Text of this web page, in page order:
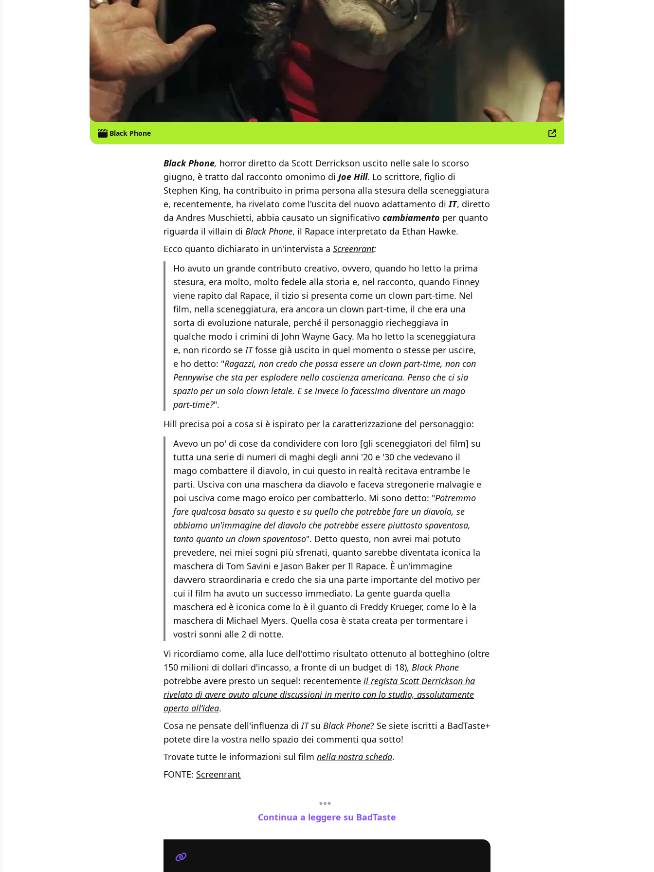
Black Phone
Black Phone, horror diretto da Scott Derrickson uscito nelle sale lo scorso
giugno, è tratto dal racconto omonimo di Joe Hill. Lo scrittore, figlio di
Stephen King, ha contribuito in prima persona alla stesura della sceneggiatura
e, recentemente, ha rivelato come l'uscita del nuovo adattamento diIT, diretto
da Andres Muschietti, abbia causato un significativo cambiamento per quanto
riguarda il villain di Black Phone, il Rapace interpretato da Ethan Hawke.
Ecco quanto dichiarato in un'intervista a Screenrant:
Ho avuto un grande contributo creativo, ovvero, quando ho letto la prima
stesura, era molto, molto fedele alla storia e, nel racconto, quando Finney
viene rapito dal Rapace, il tizio si presenta come un clown part-time. Nel
film, nella sceneggiatura, era ancora un clown part-time, il che era una
sorta di evoluzione naturale, perché il personaggio riecheggiava in
qualche modo i crimini di John Wayne Gacy. Ma ho letto la sceneggiatura
e, non ricordo seITfosse già uscito in quel momento o stesse per uscire,
e ho detto: "Ragazzi, non credo che possa essere un clown part-time, non con
Pennywise che sta per esplodere nella coscienza americana. Penso che ci sia
spazio per un solo clown letale. E se invece lo facessimo diventare un mago
part-time?".
Hill precisa poi a cosa si è ispirato per la caratterizzazione del personaggio:
Avevo un po' di cose da condividere con loro [gli sceneggiatori del film] su
tutta una serie di numeri di maghi degli anni '20 e '30 che vedevano il
mago combattere il diavolo, in cui questo in realtà recitava entrambe le
parti. Usciva con una maschera da diavolo e faceva stregonerie malvagie e
poi usciva come mago eroico per combatterlo. Mi sono detto: "Potremmo
fare qualcosa basato su questo e su quello che potrebbe fare un diavolo, se
abbiamo un'immagine del diavolo che potrebbe essere piuttosto spaventosa,
tanto quanto un clown spaventoso". Detto questo, non avrei mai potuto
prevedere, nei miei sogni più sfrenati, quanto sarebbe diventata iconica la
maschera di Tom Savini e Jason Baker per Il Rapace. È un'immagine
davvero straordinaria e credo che sia una parte importante del motivo per
cui il film ha avuto un successo immediato. La gente guarda quella
maschera ed è iconica come lo è il guanto di Freddy Krueger, come lo è la
maschera di Michael Myers. Quella cosa è stata creata per tormentare i
vostri sonni alle 2 di notte.
Vi ricordiamo come, alla luce dell'ottimo risultato ottenuto al botteghino (oltre
150 milioni di dollari d'incasso, a fronte di un budget di 18), Black Phone
potrebbe avere presto un sequel: recentemente il regista Scott Derrickson ha
rivelato di avere avuto alcune discussioni in merito con lo studio, assolutamente
aperto all’idea.
Cosa ne pensate dell'influenza diITsu Black Phone? Se siete iscritti a BadTaste+
potete dire la vostra nello spazio dei commenti qua sotto!
Trovate tutte le informazioni sul film nella nostra scheda.
FONTE: Screenrant
Continua a leggere su BadTaste